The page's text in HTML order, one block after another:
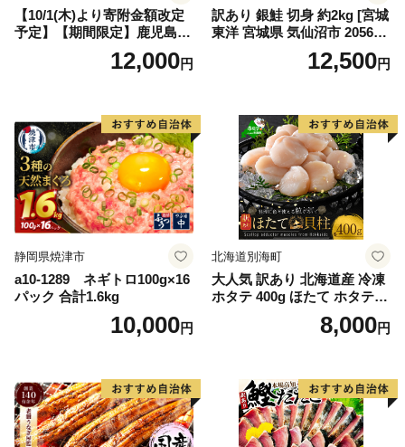
【10/1(木)より寄附金額改定
予定】【期間限定】鹿児島県
大隅産うなぎ蒲焼4尾（400
g） KN007-02312,000円
訳あり 銀鮭 切身 約2kg [宮城
東洋 宮城県 気仙沼市 205649
91] 鮭 魚介類 海鮮 訳アリ 規
格外 不揃い さけ サケ 鮭切身
切り身 魚 わけあり
12,500円
静岡県焼津市
a10-1289 ネギトロ100g×16
パック 合計1.6kg
10,000円
北海道別海町
大人気 訳あり 北海道産 冷凍
ホタテ 400g ほたて ホタテ
8,000円